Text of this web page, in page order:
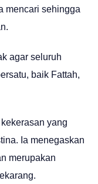
mencari sehingga
agar seluruh
baik Fattah,
yang
Ia menegaskan
merupakan